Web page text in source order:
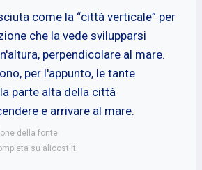
come la “città verticale” per
che la vede svilupparsi
perpendicolare al mare.
per l'appunto, le tante
parte alta della città
e arrivare al mare.
della fonte
su alicost.it